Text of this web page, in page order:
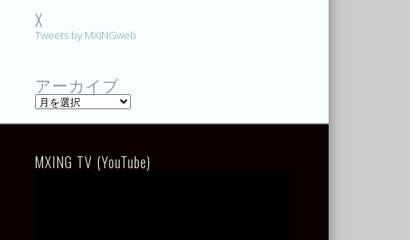
X
Tweets by MXINGweb
アーカイブ
ア
ー
カ
MXING TV (YouTube)